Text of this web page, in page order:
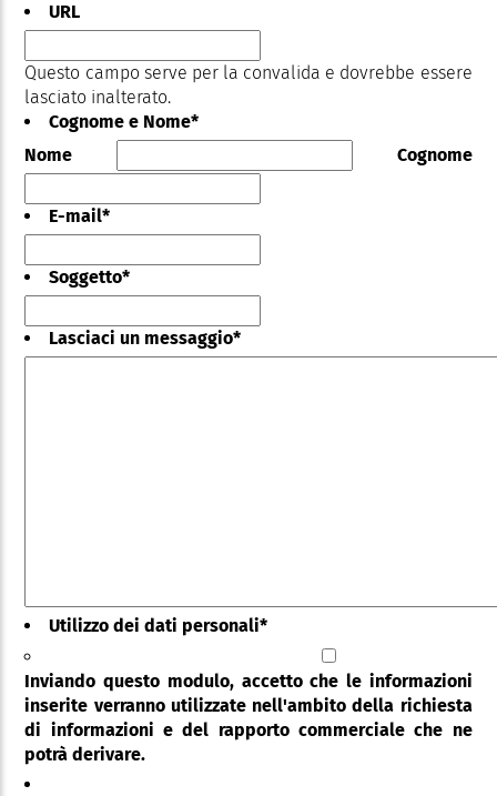
URL
Questo campo serve per la convalida e dovrebbe essere
lasciato inalterato.
Cognome e Nome*
Nome
Cognome
E-mail*
Soggetto*
Lasciaci un messaggio*
Utilizzo dei dati personali*
Inviando questo modulo, accetto che le informazioni
inserite verranno utilizzate nell'ambito della richiesta
di informazioni e del rapporto commerciale che ne
potrà derivare.